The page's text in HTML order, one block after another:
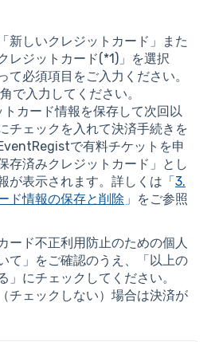
新しいクレジットカード」また
レジットカード(*1)」を選択
て必須項目をご入力ください。
で入力してください。
トカード情報を保存して次回以
チェックを入れて決済手続きを
で有料チケットを申
存済みクレジットカード」とし
が表示されます。詳しくは「3.
ド情報の保存と削除 」をご参照
ード不正利用防止のための個人
て」をご確認のうえ、「以上の
」にチェックしてください。
チェックしない）場合は決済が